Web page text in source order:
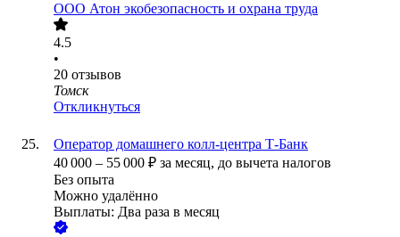
ООО Атон экобезопасность и охрана труда
4.5
•
20 отзывов
Томск
Откликнуться
Оператор домашнего колл-центра Т-Банк
40 000 – 55 000 ₽ за месяц, до вычета налогов
Без опыта
Можно удалённо
Выплаты: Два раза в месяц